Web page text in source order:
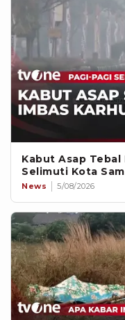
Kabut Asap
Selimuti Kota
News 5/08/2026